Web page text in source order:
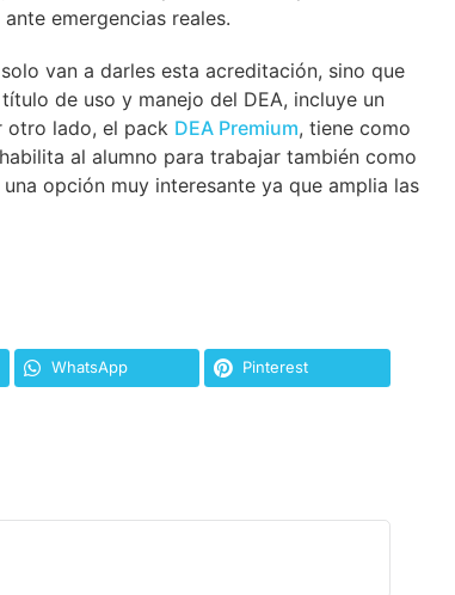
emergencias reales.
van a darles esta acreditación, sino que
de uso y manejo del DEA, incluye un
otro lado, el pack DEA Premium, tiene como
al alumno para trabajar también como
opción muy interesante ya que amplia las
WhatsApp Pinterest